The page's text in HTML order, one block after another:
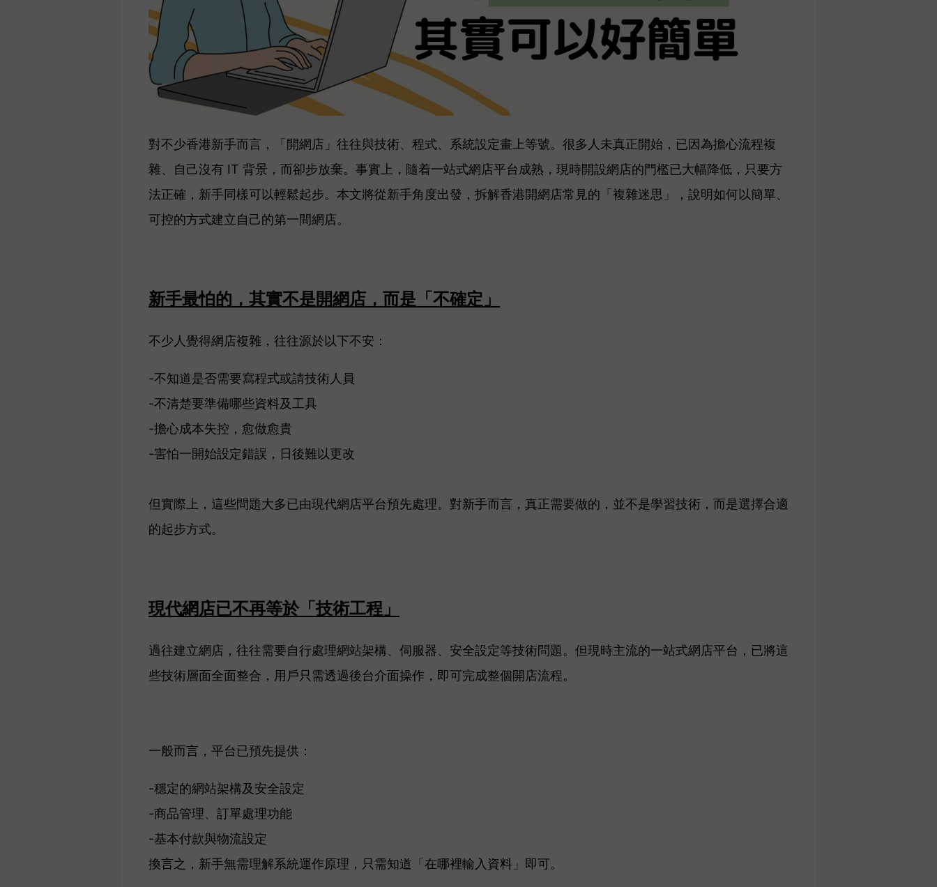
對不少香港新手而言，「開網店」往往與技術、程式、系統設定畫上等號。很多人未真正開始，已因為擔心流程複
雜、自己沒有 IT 背景，而卻步放棄。事實上，隨着一站式網店平台成熟，現時開設網店的門檻已大幅降低，只要方
法正確，新手同樣可以輕鬆起步。本文將從新手角度出發，拆解香港開網店常見的「複雜迷思」，說明如何以簡單、
可控的方式建立自己的第一間網店。
新手最怕的，其實不是開網店，而是「不確定」
不少人覺得網店複雜，往往源於以下不安：
-不知道是否需要寫程式或請技術人員
-不清楚要準備哪些資料及工具
-擔心成本失控，愈做愈貴
-害怕一開始設定錯誤，日後難以更改
但實際上，這些問題大多已由現代網店平台預先處理。對新手而言，真正需要做的，並不是學習技術，而是選擇合適
的起步方式。
現代網店已不再等於「技術工程」
過往建立網店，往往需要自行處理網站架構、伺服器、安全設定等技術問題。但現時主流的一站式網店平台，已將這
些技術層面全面整合，用戶只需透過後台介面操作，即可完成整個開店流程。
一般而言，平台已預先提供：
-穩定的網站架構及安全設定
-商品管理、訂單處理功能
-基本付款與物流設定
換言之，新手無需理解系統運作原理，只需知道「在哪裡輸入資料」即可。